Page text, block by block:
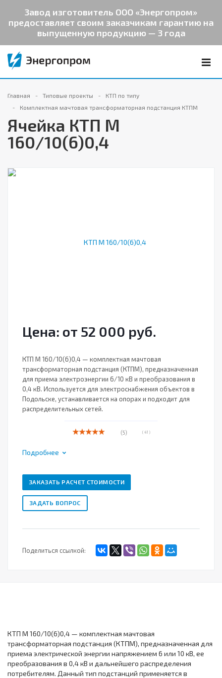
Завод изготовитель ООО «Энергопром»
предоставляет своим заказчикам гарантию на
выпущенную продукцию — 3 года
Главная Типовые проекты
КТП по типу
Комплектная мачтовая трансформаторная подстанция КТПМ
Ячейка КТП М
160/10(6)0,4
Цена: от 52 000 руб.
КТП М 160/10(6)0,4 — комплектная мачтовая
трансформаторная подстанция (КТПМ), предназначенная
для приема электроэнергии 6/10 кВ и преобразования в
0,4 кВ. Используется для электроснабжения объектов в
Подольске, устанавливается на опорах и подходит для
распределительных сетей.
(5) ( 41 )
Подробнее
ЗАКАЗАТЬ РАСЧЕТ СТОИМОСТИ
ЗАДАТЬ ВОПРОС
Поделиться ссылкой:
КТП М 160/10(6)0,4 — комплектная мачтовая
трансформаторная подстанция (КТПМ), предназначенная для
приема электрической энергии напряжением 6 или 10 кВ, ее
преобразования в 0,4 кВ и дальнейшего распределения
потребителям. Данный тип подстанций применяется в